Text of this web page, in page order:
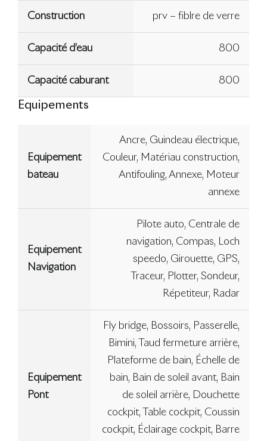
Construction prv – fiblre de verre
Capacité d’eau 800
Capacité caburant 800
Equipements
Equipement
bateau
Ancre, Guindeau électrique,
Couleur, Matériau construction,
Antifouling, Annexe, Moteur
annexe
Equipement
Navigation
Pilote auto, Centrale de
navigation, Compas, Loch
speedo, Girouette, GPS,
Traceur, Plotter, Sondeur,
Répetiteur, Radar
Equipement
Pont
Fly bridge, Bossoirs, Passerelle,
Bimini, Taud fermeture arrière,
Plateforme de bain, Échelle de
bain, Bain de soleil avant, Bain
de soleil arrière, Douchette
cockpit, Table cockpit, Coussin
cockpit, Éclairage cockpit, Barre